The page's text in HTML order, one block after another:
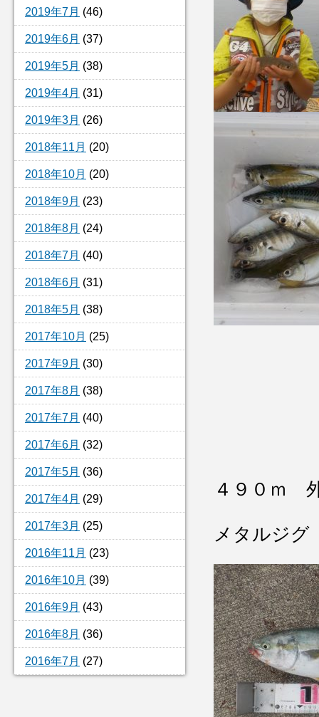
2019年7月 (46)
2019年6月 (37)
2019年5月 (38)
2019年4月 (31)
2019年3月 (26)
2018年11月 (20)
2018年10月 (20)
2018年9月 (23)
2018年8月 (24)
2018年7月 (40)
2018年6月 (31)
2018年5月 (38)
2017年10月 (25)
2017年9月 (30)
2017年8月 (38)
2017年7月 (40)
2017年6月 (32)
2017年5月 (36)
2017年4月 (29)
2017年3月 (25)
2016年11月 (23)
2016年10月 (39)
2016年9月 (43)
2016年8月 (36)
2016年7月 (27)
４９０ｍ
メタルジグ